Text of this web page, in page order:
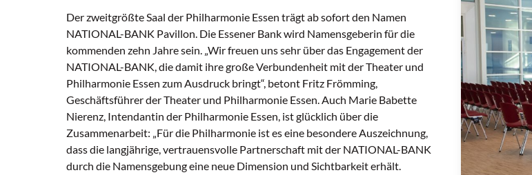
Der zweitgrößte Saal der Philharmonie Essen trägt ab sofort den Namen
NATIONAL-BANK Pavillon. Die Essener Bank wird Namensgeberin für die
kommenden zehn Jahre sein. „Wir freuen uns sehr über das Engagement der
NATIONAL-BANK, die damit ihre große Verbundenheit mit der Theater und
Philharmonie Essen zum Ausdruck bringt“, betont Fritz Frömming,
Geschäftsführer der Theater und Philharmonie Essen. Auch Marie Babette
Nierenz, Intendantin der Philharmonie Essen, ist glücklich über die
Zusammenarbeit: „Für die Philharmonie ist es eine besondere Auszeichnung,
dass die langjährige, vertrauensvolle Partnerschaft mit der NATIONAL-BANK
durch die Namensgebung eine neue Dimension und Sichtbarkeit erhält.